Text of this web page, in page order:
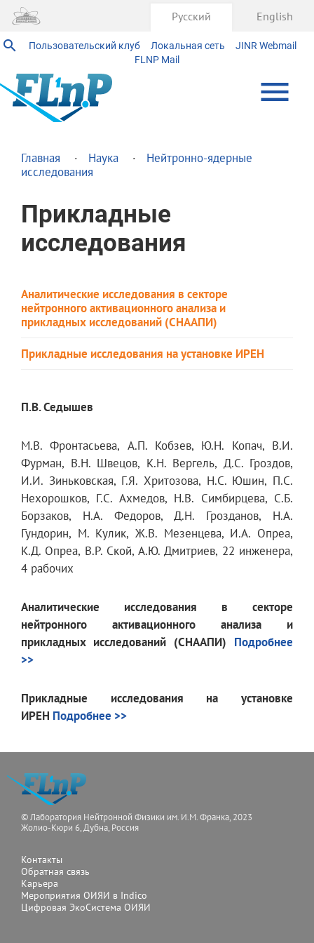
Пользовательский клуб Локальная сеть
JINR Webmail
FLNP Mail
Русский English
Главная Наука
Нейтронно-ядерные
исследования
Прикладные
исследования
Аналитические исследования в секторе
нейтронного активационного анализа и
прикладных исследований (СНААПИ)
Прикладные исследования на установке ИРЕН
П.В. Седышев
M.В. Фронтасьева, A.П. Кобзев, Ю.Н. Копач, В.И.
Фурман, В.Н. Швецов, K.Н. Вергель, Д.С. Гроздов,
И.И. Зиньковская, Г.Я. Хритозова, Н.С. Юшин, П.С.
Нехорошков, Г.С. Ахмедов, Н.В. Симбирцева, С.Б.
Борзаков, Н.A. Федоров, Д.Н. Грозданов, Н.A.
Гундорин, М. Кулик, Ж.В. Мезенцева, И.A. Опреа,
K.Д. Опреа, В.Р. Ской, A.Ю. Дмитриев, 22 инженера,
4 рабочих
Аналитические исследования в секторе
нейтронного активационного анализа и
прикладных исследований (СНААПИ) Подробнее
>>
Прикладные исследования на установке
ИРЕН Подробнее >>
© Лаборатория Нейтронной Физики им. И.М. Франка, 2023
Жолио-Кюри 6, Дубна, Россия
Контакты
Обратная связь
Карьера
Мероприятия ОИЯИ в Indico
Цифровая ЭкоСистема ОИЯИ